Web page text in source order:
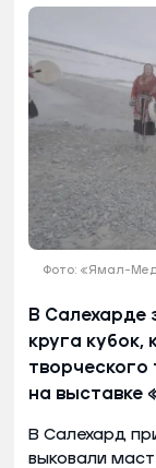
Фото: «Ямал-
В Салехарде
круга кубок,
на выставке
В Салехард
выковали